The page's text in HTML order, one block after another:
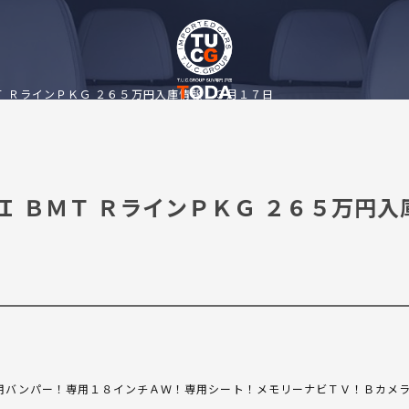
ラインＰＫＧ ２６５万円入庫情報！３月１７日
ＢＭＴ ＲラインＰＫＧ ２６５万円入
ンパー！専用１８インチＡＷ！専用シート！メモリーナビＴＶ！Ｂカメ